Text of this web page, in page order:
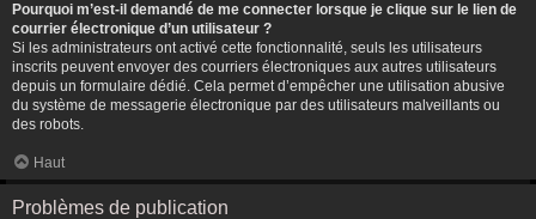
Pourquoi m’est-il demandé de me connecter lorsque je clique sur le lien de
courrier électronique d’un utilisateur ?
Si les administrateurs ont activé cette fonctionnalité, seuls les utilisateurs
inscrits peuvent envoyer des courriers électroniques aux autres utilisateurs
depuis un formulaire dédié. Cela permet d’empêcher une utilisation abusive
du système de messagerie électronique par des utilisateurs malveillants ou
des robots.
Haut
Problèmes de publication